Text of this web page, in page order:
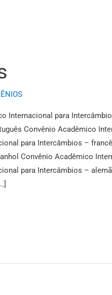
Internacional para
Convênio Acadêmico
para Intercâmbios –
Convênio Acadêmico
para Intercâmbios –